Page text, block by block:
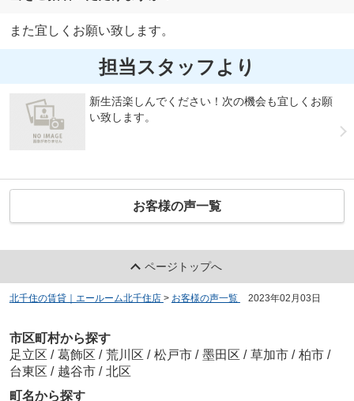
また宜しくお願い致します。
担当スタッフより
新生活楽しんでください！次の機会も宜しくお願
い致します。
お客様の声一覧
ページトップへ
北千住の賃貸｜エールーム北千住店 > お客様の声一覧 2023年02月03日
市区町村から探す
足立区 / 葛飾区 / 荒川区 / 松戸市 / 墨田区 / 草加市 / 柏市 /
台東区 / 越谷市 / 北区
町名から探す